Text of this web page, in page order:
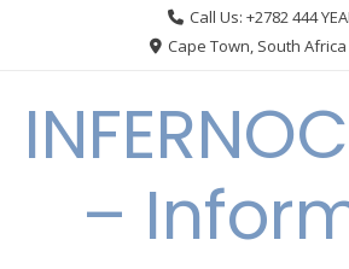
Call Us: +2782 444
Cape Town, South Africa
–